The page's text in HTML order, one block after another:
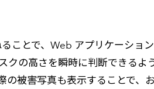
ことで、Web アプリケーショ
の高さを瞬時に判断できる
被害写真も表示することで、